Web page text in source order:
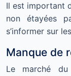
Il est important
non étayées
s’informer sur
Manque de
Le marché